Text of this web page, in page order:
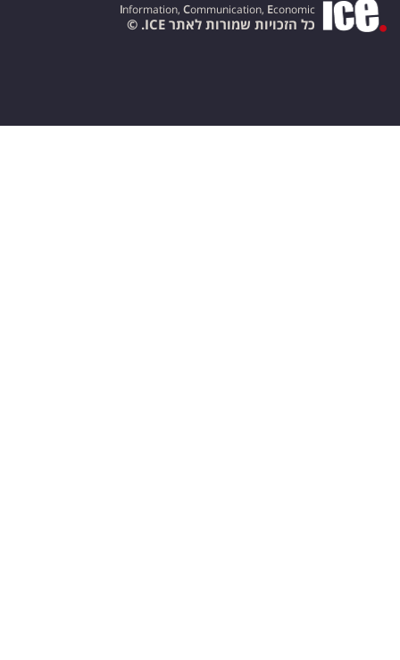
Information, Communication, Economic
כל הזכויות שמורות לאתר ICE. ©